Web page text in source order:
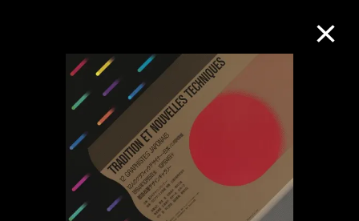
M+藏品
進一步篩選